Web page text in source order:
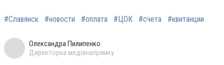
#Славянск #новости #оплата #ЦОК #счета #квитанции
Олександра Пилипенко
Директорка медіанапрямку